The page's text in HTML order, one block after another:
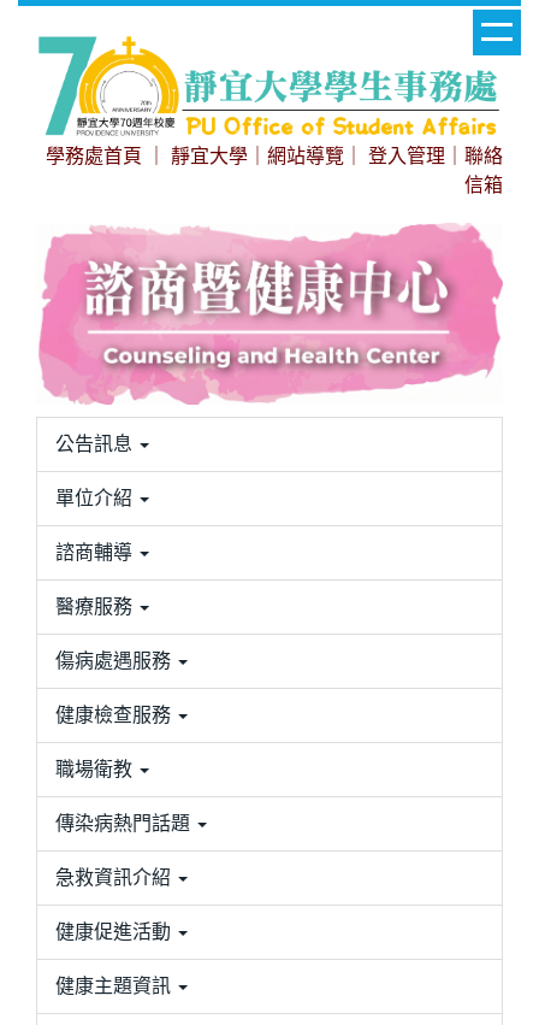
學務處首頁 靜宜大學 網站導覽 登入管理
聯絡
信箱
公告訊息
單位介紹
諮商輔導
醫療服務
傷病處遇服務
健康檢查服務
職場衛教
傳染病熱門話題
急救資訊介紹
健康促進活動
健康主題資訊